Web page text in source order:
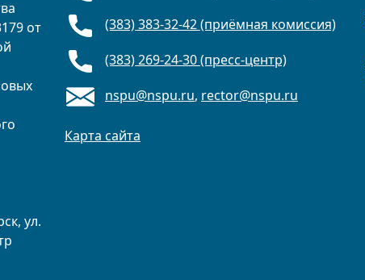
от
ул.
(383) 383-32-42 (приёмная комиссия)
(383) 269-24-30 (пресс-центр)
nspu@nspu.ru, rector@nspu.ru
Карта сайта